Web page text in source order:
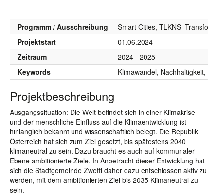
Programm / Ausschreibung
Smart Cities, TLKNS,
Projektstart
01.06.2024
Zeitraum
2024 - 2025
Keywords
Klimawandel, Nachhaltigkeit,
Projektbeschreibung
Ausgangssituation: Die Welt befindet sich in einer Klimakrise
und der menschliche Einfluss auf die Klimaentwicklung ist
hinlänglich bekannt und wissenschaftlich belegt. Die Republik
Österreich hat sich zum Ziel gesetzt, bis spätestens 2040
klimaneutral zu sein. Dazu braucht es auch auf kommunaler
Ebene ambitionierte Ziele. In Anbetracht dieser Entwicklung hat
sich die Stadtgemeinde Zwettl daher dazu entschlossen aktiv zu
werden, mit dem ambitionierten Ziel bis 2035 Klimaneutral zu
sein.